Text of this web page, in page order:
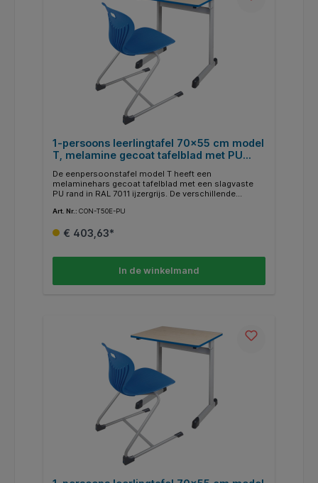
1-persoons leerlingtafel 70x55 cm model
T, melamine gecoat tafelblad met PU
De eenpersoonstafel model T heeft een
melaminehars gecoat tafelblad met een slagvaste
PU rand in RAL 7011 ijzergrijs. De verschillende
decor. De beschikbare RAL-kleuren laten veel
tafelframe is een maphaak met afgeronde hoeken
verkrijgbaar (FG-ST).
Art. Nr.: CON-T50E-PU
€ 403,63*
In de winkelmand